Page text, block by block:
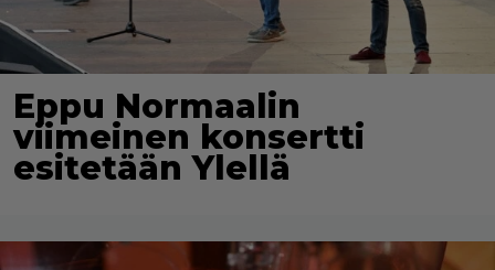
Eppu Normaalin
viimeinen konsertti
esitetään Ylellä